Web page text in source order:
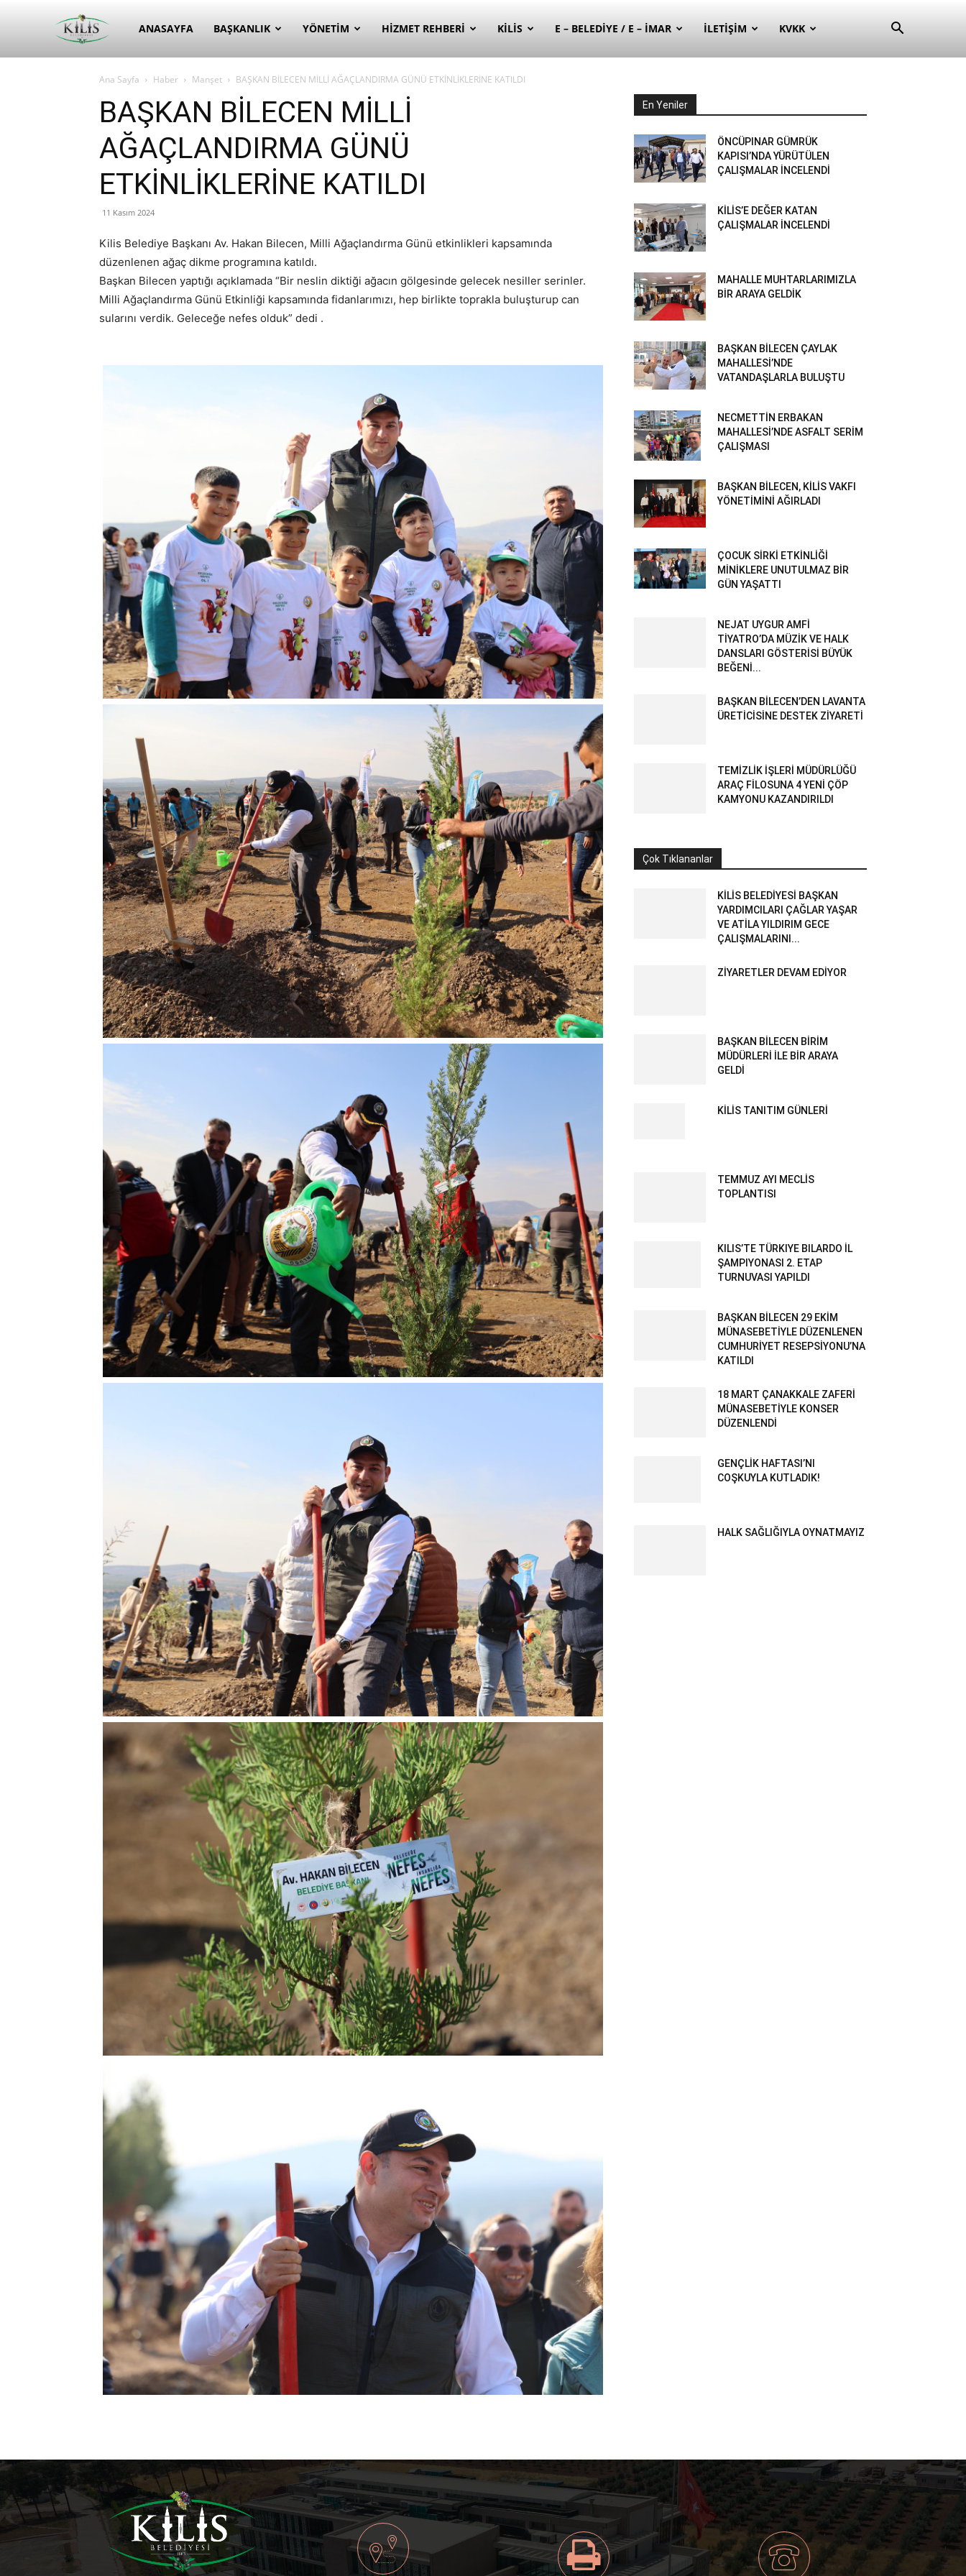
Kilis
Belediyesi
ANASAYFA BAŞKANLIK YÖNETIM HIZMET REHBERI KILIS E – BELEDIYE / E – İMAR İLETIŞIM KVKK
Ana Sayfa Haber Manşet BAŞKAN BİLECEN MİLLİ AĞAÇLANDIRMA GÜNÜ ETKİNLİKLERİNE KATILDI
BAŞKAN BİLECEN MİLLİ
AĞAÇLANDIRMA GÜNÜ
ETKİNLİKLERİNE KATILDI
11 Kasım 2024
Kilis Belediye Başkanı Av. Hakan Bilecen, Milli Ağaçlandırma Günü etkinlikleri kapsamında
düzenlenen ağaç dikme programına katıldı.
Başkan Bilecen yaptığı açıklamada “Bir neslin diktiği ağacın gölgesinde gelecek nesiller serinler.
Milli Ağaçlandırma Günü Etkinliği kapsamında fidanlarımızı, hep birlikte toprakla buluşturup can
sularını verdik. Geleceğe nefes olduk” dedi .
En Yeniler
ÖNCÜPINAR GÜMRÜK
KAPISI’NDA YÜRÜTÜLEN
ÇALIŞMALAR İNCELENDİ
KİLİS’E DEĞER KATAN
ÇALIŞMALAR İNCELENDİ
MAHALLE MUHTARLARIMIZLA
BİR ARAYA GELDİK
BAŞKAN BİLECEN ÇAYLAK
MAHALLESİ’NDE
VATANDAŞLARLA BULUŞTU
NECMETTİN ERBAKAN
MAHALLESİ’NDE ASFALT SERİM
ÇALIŞMASI
BAŞKAN BİLECEN, KİLİS VAKFI
YÖNETİMİNİ AĞIRLADI
ÇOCUK SİRKİ ETKİNLİĞİ
MİNİKLERE UNUTULMAZ BİR
GÜN YAŞATTI
NEJAT UYGUR AMFİ
TİYATRO’DA MÜZİK VE HALK
DANSLARI GÖSTERİSİ BÜYÜK
BEĞENİ...
BAŞKAN BİLECEN’DEN LAVANTA
ÜRETİCİSİNE DESTEK ZİYARETİ
TEMİZLİK İŞLERİ MÜDÜRLÜĞÜ
ARAÇ FİLOSUNA 4 YENİ ÇÖP
KAMYONU KAZANDIRILDI
Çok Tıklananlar
KİLİS BELEDİYESİ BAŞKAN
YARDIMCILARI ÇAĞLAR YAŞAR
VE ATİLA YILDIRIM GECE
ÇALIŞMALARINI...
ZİYARETLER DEVAM EDİYOR
BAŞKAN BİLECEN BİRİM
MÜDÜRLERİ İLE BİR ARAYA
GELDİ
KİLİS TANITIM GÜNLERİ
TEMMUZ AYI MECLİS
TOPLANTISI
KILIS’TE TÜRKIYE BILARDO İL
ŞAMPIYONASI 2. ETAP
TURNUVASI YAPILDI
BAŞKAN BİLECEN 29 EKİM
MÜNASEBETİYLE DÜZENLENEN
CUMHURİYET RESEPSİYONU’NA
KATILDI
18 MART ÇANAKKALE ZAFERİ
MÜNASEBETİYLE KONSER
DÜZENLENDİ
GENÇLİK HAFTASI’NI
COŞKUYLA KUTLADIK!
HALK SAĞLIĞIYLA OYNATMAYIZ